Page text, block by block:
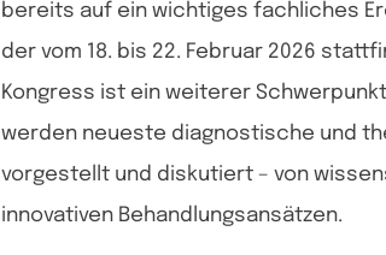
bereits auf ein wichtiges fachliches
der vom 18. bis 22. Februar 2026
Kongress ist ein weiterer
werden neueste diagnostische und
vorgestellt und diskutiert – von
innovativen Behandlungsansätzen.